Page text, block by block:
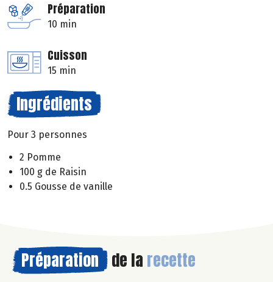
Préparation
10 min
Cuisson
15 min
Ingrédients
Pour 3 personnes
2 Pomme
100 g de Raisin
0.5 Gousse de vanille
Préparation de la recette